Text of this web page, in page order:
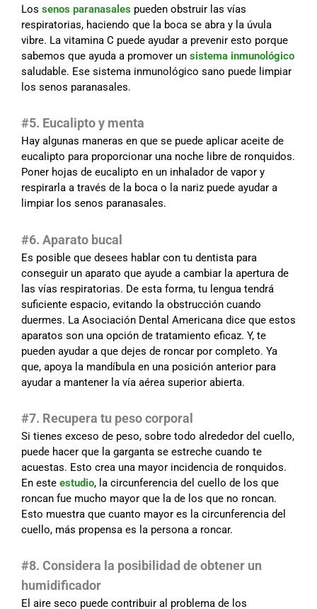
Los senos paranasales pueden obstruir las vías
respiratorias, haciendo que la boca se abra y la úvula
vibre. La vitamina C puede ayudar a prevenir esto porque
sabemos que ayuda a promover un sistema inmunológico
saludable. Ese sistema inmunológico sano puede limpiar
los senos paranasales.
#5. Eucalipto y menta
Hay algunas maneras en que se puede aplicar aceite de
eucalipto para proporcionar una noche libre de ronquidos.
Poner hojas de eucalipto en un inhalador de vapor y
respirarla a través de la boca o la nariz puede ayudar a
limpiar los senos paranasales.
#6. Aparato bucal
Es posible que desees hablar con tu dentista para
conseguir un aparato que ayude a cambiar la apertura de
las vías respiratorias. De esta forma, tu lengua tendrá
suficiente espacio, evitando la obstrucción cuando
duermes. La Asociación Dental Americana dice que estos
aparatos son una opción de tratamiento eficaz. Y, te
pueden ayudar a que dejes de roncar por completo. Ya
que, apoya la mandíbula en una posición anterior para
ayudar a mantener la vía aérea superior abierta.
#7. Recupera tu peso corporal
Si tienes exceso de peso, sobre todo alrededor del cuello,
puede hacer que la garganta se estreche cuando te
acuestas. Esto crea una mayor incidencia de ronquidos.
En este estudio, la circunferencia del cuello de los que
roncan fue mucho mayor que la de los que no roncan.
Esto muestra que cuanto mayor es la circunferencia del
cuello, más propensa es la persona a roncar.
#8. Considera la posibilidad de obtener un
humidificador
El aire seco puede contribuir al problema de los